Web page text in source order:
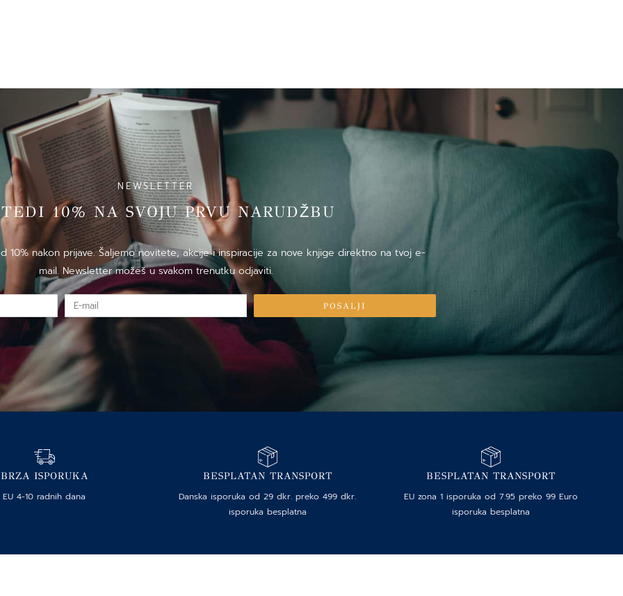
NEWSLETTER
10% NA SVOJU PRVU NARUDŽBU
10% nakon prijave. Šaljemo novitete, akcije i inspiracije za nove knjige direktno na tvoj e-
mail. Newsletter možeš u svakom trenutku odjaviti.
E-
mail
POSALJI
BRZA ISPORUKA
EU 4-10 radnih dana
BESPLATAN TRANSPORT
Danska isporuka od 29 dkr. preko 499 dkr.
isporuka besplatna
BESPLATAN TRANSPORT
EU zona 1 isporuka od 7.95 preko 99 Euro
isporuka besplatna